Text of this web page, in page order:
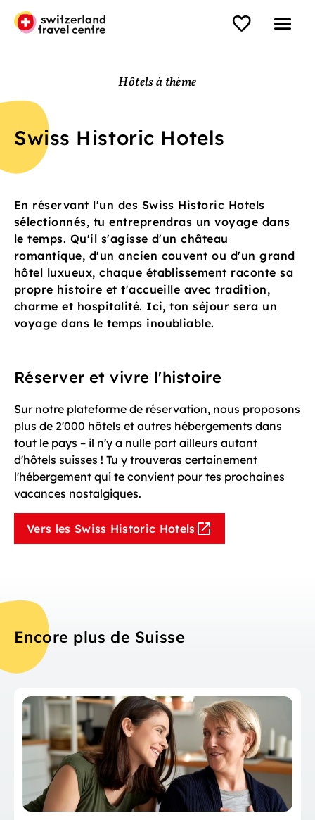
Hôtels à thème
Swiss Historic Hotels
En réservant l'un des Swiss Historic Hotels
sélectionnés, tu entreprendras un voyage dans
le temps. Qu'il s'agisse d'un château
romantique, d'un ancien couvent ou d'un grand
hôtel luxueux, chaque établissement raconte sa
propre histoire et t'accueille avec tradition,
charme et hospitalité. Ici, ton séjour sera un
voyage dans le temps inoubliable.
Réserver et vivre l'histoire
Sur notre plateforme de réservation, nous proposons
plus de 2'000 hôtels et autres hébergements dans
tout le pays – il n'y a nulle part ailleurs autant
d'hôtels suisses ! Tu y trouveras certainement
l'hébergement qui te convient pour tes prochaines
vacances nostalgiques.
Vers les Swiss Historic Hotels
Encore plus de Suisse